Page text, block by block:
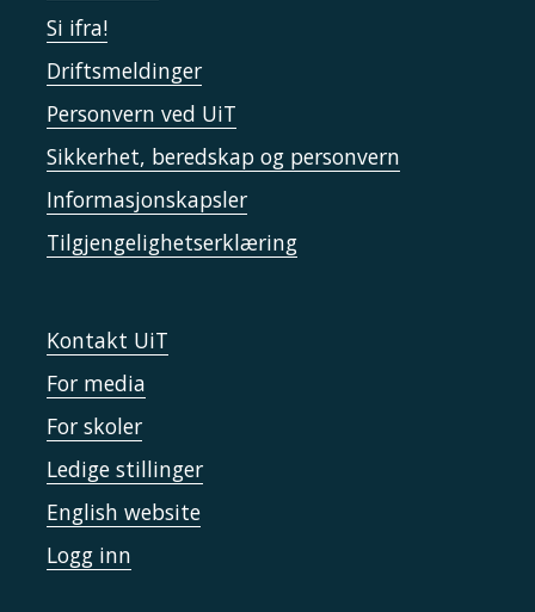
Si ifra!
Driftsmeldinger
Personvern ved UiT
Sikkerhet, beredskap og personvern
Informasjonskapsler
Tilgjengelighetserklæring
Kontakt UiT
For media
For skoler
Ledige stillinger
English website
Logg inn